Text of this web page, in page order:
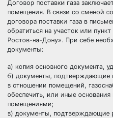
Договор поставки газа
помещения. В связи со сменой
договора поставки газа в
обратиться на участок или
Ростов-на-Дону». При себе
документы:
а) копия основного документа,
б) документы, подтверждающие
в отношении помещений,
обеспечить, или иные основания
помещениями;
в) документы,